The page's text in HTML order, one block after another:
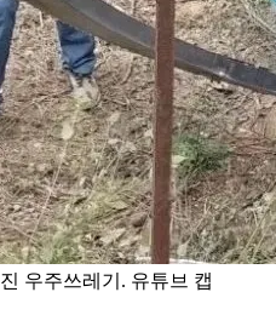
우주쓰레기. 유튜브 캡